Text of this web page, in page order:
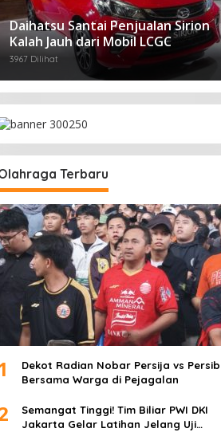
Daihatsu Santai Penjualan Sirion
Kalah Jauh dari Mobil LCGC
3967 Dilihat
Terbaru
Dekot Radian Nobar Persija vs Persib
Bersama Warga di Pejagalan
Semangat Tinggi! Tim Biliar PWI DKI
Jakarta Gelar Latihan Jelang Uji